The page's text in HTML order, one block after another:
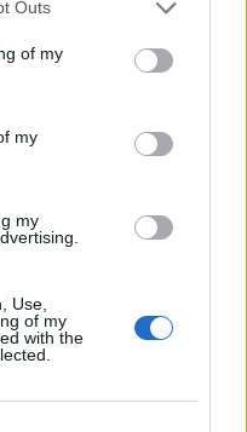
Outs
of my
my
my
Use,
of my
with the
15
.megaron.gr